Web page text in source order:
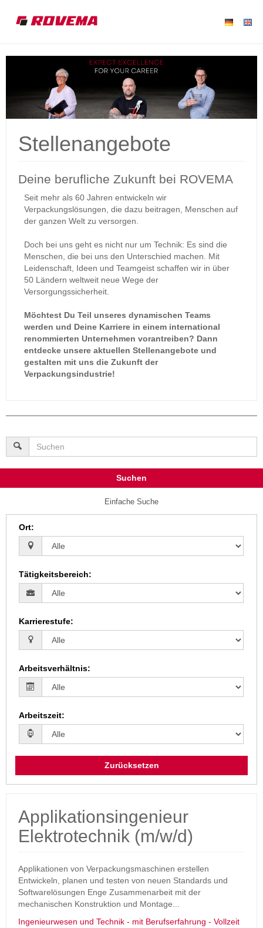
Stellenangebote
Deine berufliche Zukunft bei ROVEMA
Seit mehr als 60 Jahren entwickeln wir
Verpackungslösungen, die dazu beitragen, Menschen auf
der ganzen Welt zu versorgen.
Doch bei uns geht es nicht nur um Technik: Es sind die
Menschen, die bei uns den Unterschied machen. Mit
Leidenschaft, Ideen und Teamgeist schaffen wir in über
50 Ländern weltweit neue Wege der
Versorgungssicherheit.
Möchtest Du Teil unseres dynamischen Teams
werden und Deine Karriere in einem international
renommierten Unternehmen vorantreiben? Dann
entdecke unsere aktuellen Stellenangebote und
gestalten mit uns die Zukunft der
Verpackungsindustrie!
Suchen
Einfache Suche
Ort:
Tätigkeitsbereich:
Karrierestufe:
Arbeitsverhältnis:
Arbeitszeit:
Zurücksetzen
Applikationsingenieur
Elektrotechnik (m/w/d)
Applikationen von Verpackungsmaschinen erstellen
Entwickeln, planen und testen von neuen Standards und
Softwarelösungen Enge Zusammenarbeit mit der
mechanischen Konstruktion und Montage...
Ingenieurwesen und Technik - mit Berufserfahrung - Vollzeit